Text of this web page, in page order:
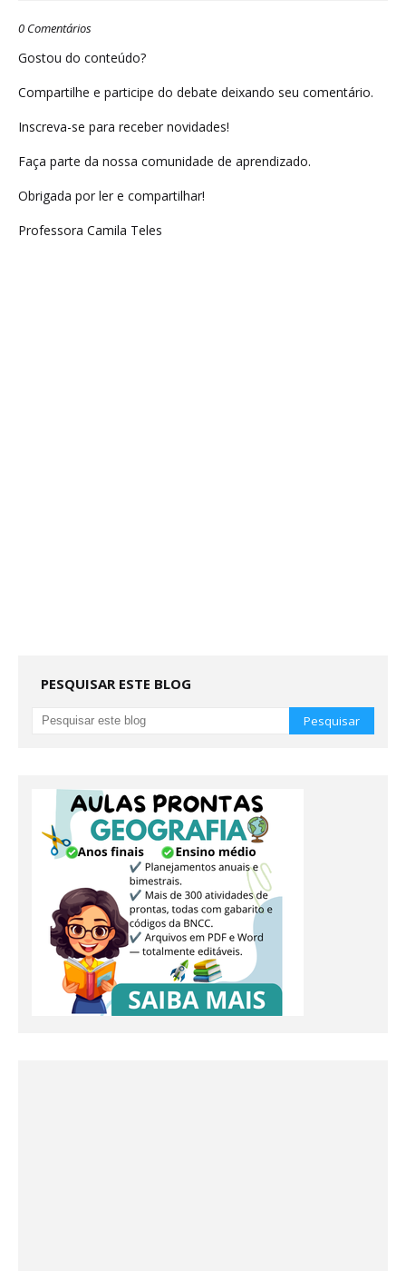
0 Comentários
Gostou do conteúdo?
Compartilhe e participe do debate deixando seu comentário.
Inscreva-se para receber novidades!
Faça parte da nossa comunidade de aprendizado.
Obrigada por ler e compartilhar!
Professora Camila Teles
PESQUISAR ESTE BLOG